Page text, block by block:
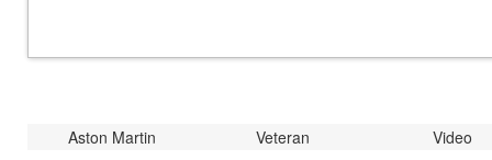
Aston Martin Veteran
Video